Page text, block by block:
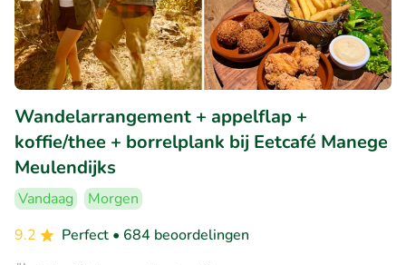
Wandelarrangement + appelflap +
koffie/thee + borrelplank bij Eetcafé Manege
Meulendijks
Vandaag
Morgen
9.2
Perfect • 684 beoordelingen